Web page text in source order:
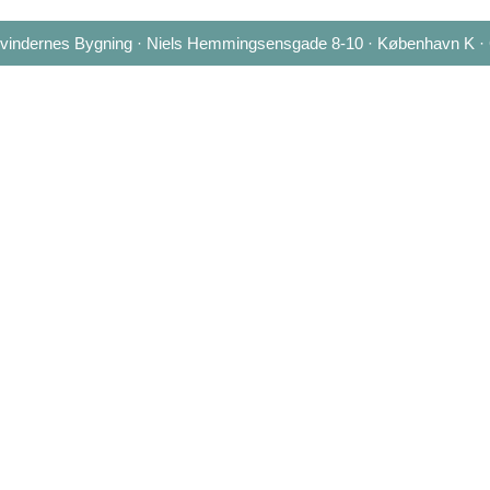
Bygning · Niels Hemmingsensgade 8-10 · København K